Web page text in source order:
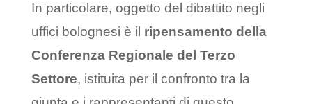
In particolare, oggetto del dibattito negli
uffici bolognesi è il ripensamento della
Conferenza Regionale del Terzo
Settore, istituita per il confronto tra la